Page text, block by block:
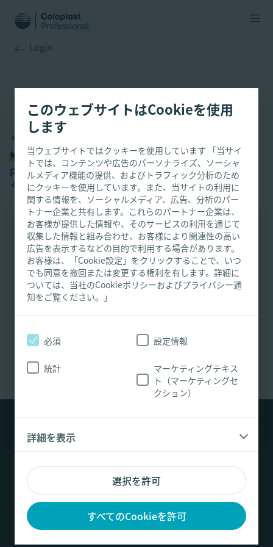
このウェブサイトはCookieを使用
します
当ウェブサイトではクッキーを使用しています 「当サイ
トでは、コンテンツや広告のパーソナライズ、ソーシャ
ルメディア機能の提供、およびトラフィック分析のため
にクッキーを使用しています。また、当サイトの利用に
関する情報を、ソーシャルメディア、広告、分析のパー
トナー企業と共有します。これらのパートナー企業は、
お客様が提供した情報や、そのサービスの利用を通じて
収集した情報と組み合わせ、お客様により関連性の高い
広告を表示するなどの目的で利用する場合があります。
お客様は、「Cookie設定」をクリックすることで、いつ
でも同意を撤回または変更する権利を有します。詳細に
ついては、当社のCookieポリシーおよびプライバシー通
知をご覧ください。」
選択を許可
すべてのCookieを許可
必須 設定情報
統計
マーケティングテキス
ト（マーケティングセ
クション）
詳細を表示
Login
本サイトは、医療従事者のみを対象としていま
す。 本サイトのコンテンツは、情報提供および
啓発を目的としております。 コロプラストで
は、医学的な助言の提供は行いませんので、患者
の診断および治療は、医療従事者の責任において
意および警告については、ご使用前に製品の添付
はい、私は医療従事者です。
いいえ、私は医療従事者ではありません。
よくあるご質問（FAQ）
解決しない場合は、
professionaljp_info@coloplast.com までお問い合わせ
ください。
よくあるご質問一覧
登録時に確認メールが届きません。
ログイン後にコンテンツが見られません。
免責事項
連絡先